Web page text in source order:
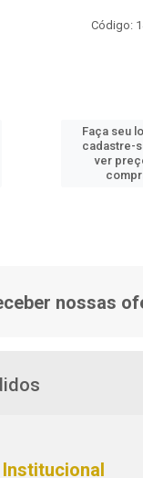
Código:
Faça seu
cadastre-
ver
nossas
Institucional